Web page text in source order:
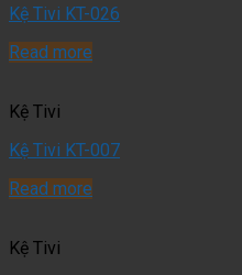
Kệ Tivi KT-026
Read more
Kệ Tivi
Kệ Tivi KT-007
Read more
Kệ Tivi